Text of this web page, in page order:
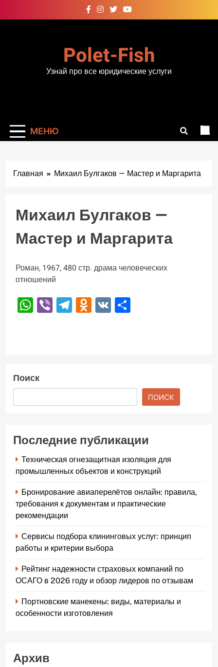
к
Polet-Fish
Узнай про все юридические услуги
МЕНЮ
Главная Михаил Булгаков — Мастер и Маргарита
Михаил Булгаков —
Мастер и Маргарита
Роман, 1967, 480 стр. драма человеческих
отношений
WhatsApp
ViberTelegram
Odnoklassniki
VK
Поиск
ПОИСК
Последние публикации
Техническая огнезащитная изоляция для
промышленных объектов и конструкций
Бронирование авиаперелётов онлайн: правила,
требования к документам и практические
рекомендации
Сервисы подбора клининговых услуг: принцип
работы и критерии выбора
Рейтинг надежности страховых компаний по
ОСАГО в 2026 году и обзор лидеров по отзывам
Портновские манекены: виды, материалы и
особенности изготовления
Архив